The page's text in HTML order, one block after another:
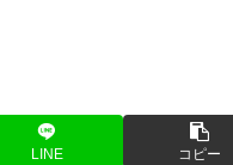
LINE コピー